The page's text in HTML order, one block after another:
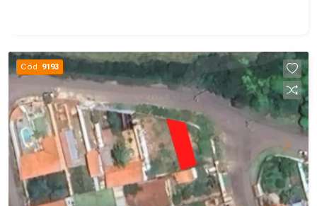
Cód. 9193